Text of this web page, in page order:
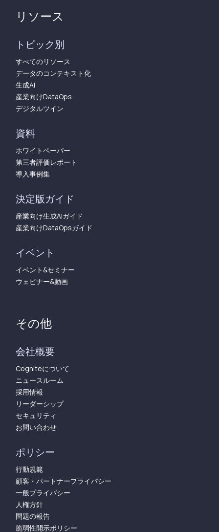
リソース
トピック別
すべてのリソース
データのコンテキスト化
生成AI
産業向けDataOps
デジタルツイン
資料
ホワイトペーパー
第三者評価レポート
導入事例集
決定版ガイド
産業向け生成AIガイド
産業向けDataOpsガイド
イベント
イベント&セミナー
ウェビナー&動画
その他
会社概要
Cogniteについて
ニュースルーム
採用情報
リーダーシップ
セキュリティ
お問い合わせ
ポリシー
行動規範
顧客・パートナープライバシー
一般プライバシー
人権方針
問題の報告
脆弱性開示ポリシー